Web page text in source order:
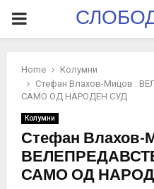
PRIMARY
Home
Колумни
Стефан Влахов-Мицов :
САМО ОД НАРОДЕН СУД
Колумни
Стефан Влахов-
САМО ОД